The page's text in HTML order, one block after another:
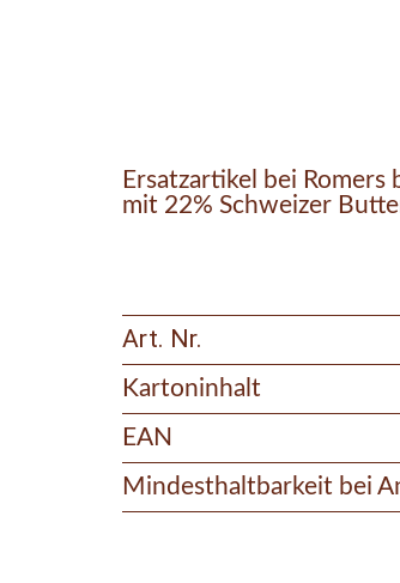
Ersatzartikel bei
mit 22% Schweizer
Art. Nr.
Kartoninhalt
EAN
Mindesthaltbarkeit bei